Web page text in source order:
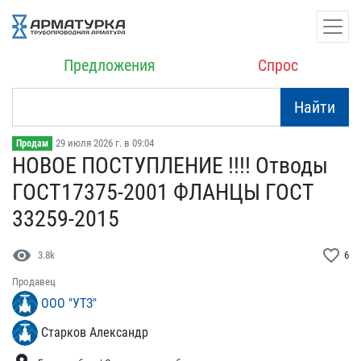
Предложения Спрос
Найти
Продам 29 июля 2026 г. в 09:04
НОВОЕ ПОСТУПЛЕНИЕ !!!! О​тводы
ГОСТ17375-2001 ФЛА​НЦЫ ГОСТ
33259-2015
visibility 3.8k favorite_border 6
Продавец
ООО "УТЗ"
Старков Александр